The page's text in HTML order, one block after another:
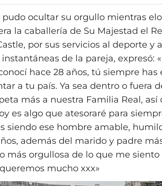
ocultar su orgullo mientras
la caballería de Su Majestad el
por sus servicios al deporte y
de la pareja, expresó:
hace 28 años, tú siempre has
a tu país. Ya sea dentro o fuera
más a nuestra Familia Real, así
es algo que atesoraré para
siendo ese hombre amable,
además del marido y padre
más orgullosa de lo que me siento
mucho xxx»